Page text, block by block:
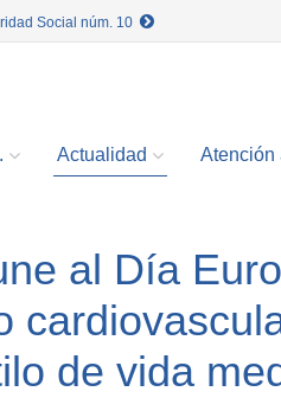
Social núm. 10
Actualidad Atención
al Día
de vida